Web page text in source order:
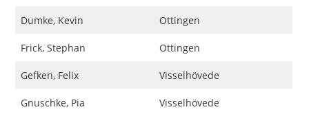
Dumke, Kevin Ottingen
Frick, Stephan Ottingen
Gefken, Felix Visselhövede
Gnuschke, Pia Visselhövede